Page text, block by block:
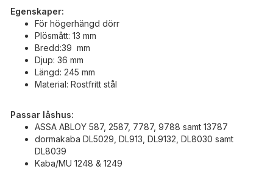
Egenskaper:
För högerhängd dörr
Plösmått: 13 mm
Bredd:39 mm
Djup: 36 mm
Längd: 245 mm
Material: Rostfritt stål
Passar låshus:
ASSA ABLOY 587, 2587, 7787, 9788 samt 13787
dormakaba DL5029, DL913, DL9132, DL8030 samt
DL8039
Kaba/MU 1248 & 1249